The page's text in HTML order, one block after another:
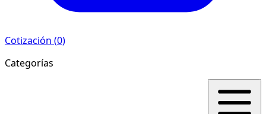
Cotización (0)
Categorías